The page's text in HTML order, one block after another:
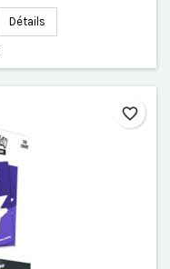
Détails
favorite_border